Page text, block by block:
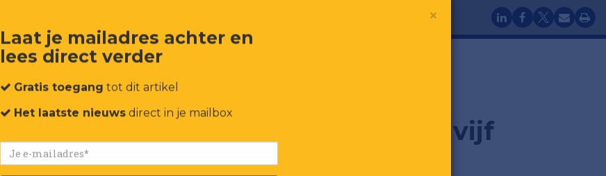
BCC onder Bramer: vijf
mijlpalen
Laat je mailadres achter en
lees direct verder
Gratis toegangtot dit artikel
Het laatste nieuwsdirect in je mailbox